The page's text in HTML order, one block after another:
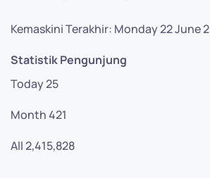
Kemaskini Terakhir: Monday 22 June
Statistik Pengunjung
Today25
Month421
All2,415,828